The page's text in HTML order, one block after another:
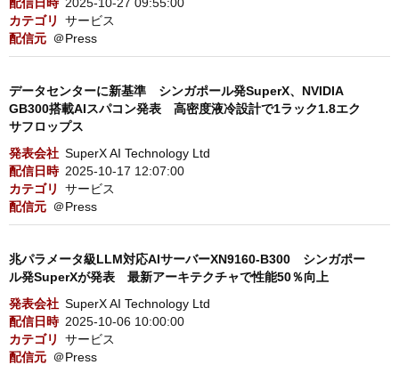
カテゴリ
サービス
配信元 ＠Press
データセンターに新基準 シンガポール発SuperX、NVIDIA
GB300搭載AIスパコン発表 高密度液冷設計で1ラック1.8エク
サフロップス
発表会社 SuperX AI Technology Ltd
配信日時 2025-10-17 12:07:00
カテゴリ
サービス
配信元 ＠Press
兆パラメータ級LLM対応AIサーバーXN9160-B300 シンガポー
ル発SuperXが発表 最新アーキテクチャで性能50％向上
発表会社 SuperX AI Technology Ltd
配信日時 2025-10-06 10:00:00
カテゴリ
サービス
配信元 ＠Press